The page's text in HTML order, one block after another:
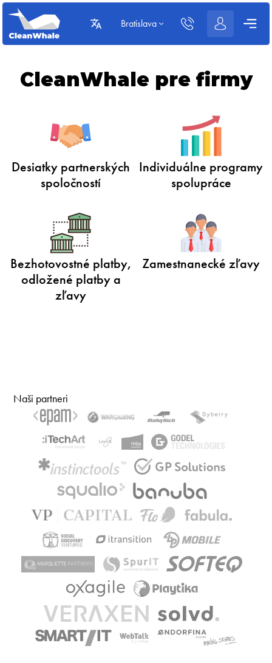
Bratislava
CleanWhale pre firmy
Desiatky partnerských
spoločností
Individuálne programy
spolupráce
Bezhotovostné platby,
odložené platby a
zľavy
Zamestnanecké zľavy
Naši partneri